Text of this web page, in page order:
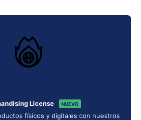
License NUEVO
físicos y digitales con nuestros